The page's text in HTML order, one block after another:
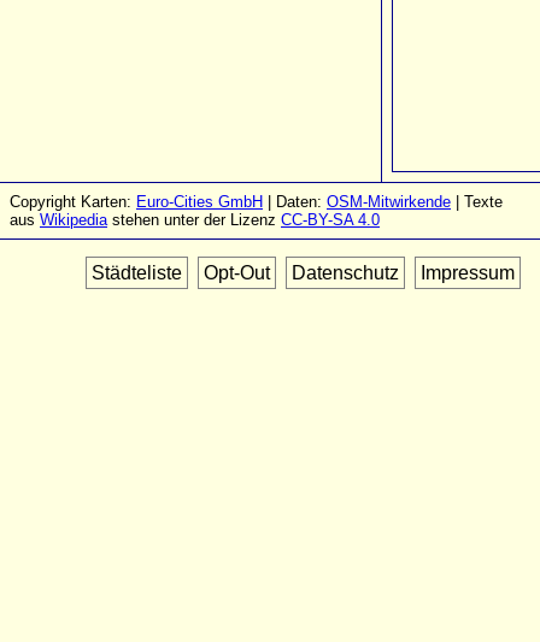
Copyright Karten: Euro-Cities GmbH | Daten: OSM-Mitwirkende | Texte
aus Wikipediastehen unter der Lizenz CC-BY-SA 4.0
Städteliste Opt-Out Datenschutz Impressum